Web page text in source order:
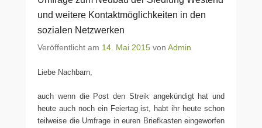
und weitere Kontaktmöglichkeiten in den
sozialen Netzwerken
Veröffentlicht am 14. Mai 2015 von Admin
Liebe Nachbarn,
auch wenn die Post den Streik angekündigt hat und
heute auch noch ein Feiertag ist, habt ihr heute schon
teilweise die Umfrage in euren Briefkasten eingeworfen